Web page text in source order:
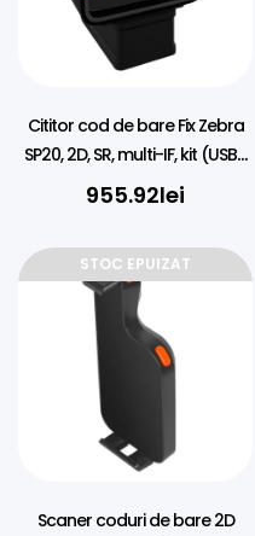
Cititor cod de bare Fix Zebra
SP20, 2D, SR, multi-IF, kit (USB),
black
955.92lei
STOC EPUIZAT
Scaner coduri de bare 2D